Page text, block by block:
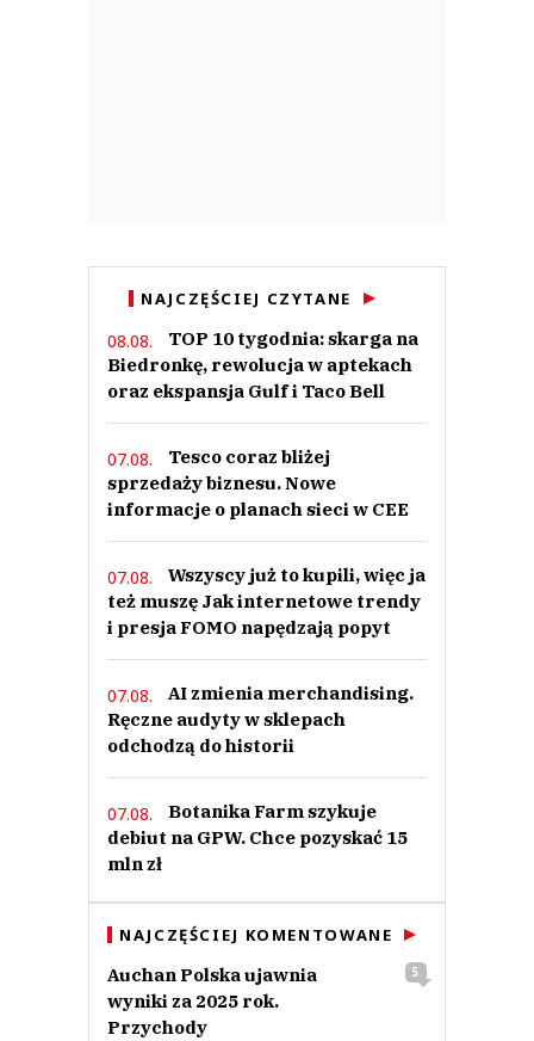
NAJCZĘŚCIEJ CZYTANE
08.08.
TOP 10 tygodnia: skarga na
Biedronkę, rewolucja w aptekach
oraz ekspansja Gulf i Taco Bell
07.08.
Tesco coraz bliżej
sprzedaży biznesu. Nowe
informacje o planach sieci w CEE
07.08.
Wszyscy już to kupili, więc ja
też muszę Jak internetowe trendy
i presja FOMO napędzają popyt
07.08.
AI zmienia merchandising.
Ręczne audyty w sklepach
odchodzą do historii
07.08.
Botanika Farm szykuje
debiut na GPW. Chce pozyskać 15
mln zł
NAJCZĘŚCIEJ KOMENTOWANE
Auchan Polska ujawnia
wyniki za 2025 rok.
Przychody
5